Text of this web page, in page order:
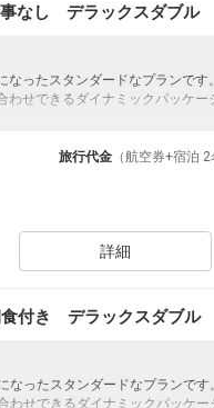
事なし デラックスダブル
ったスタンダードなプランです。
わせできるダイナミックパッケ
はJALグループ）確約！フライト
交通・体験プランなどの追加（
旅行代金 （航空券+宿泊
詳細
食付き デラックスダブル
ったスタンダードなプランです。
わせできるダイナミックパッケ